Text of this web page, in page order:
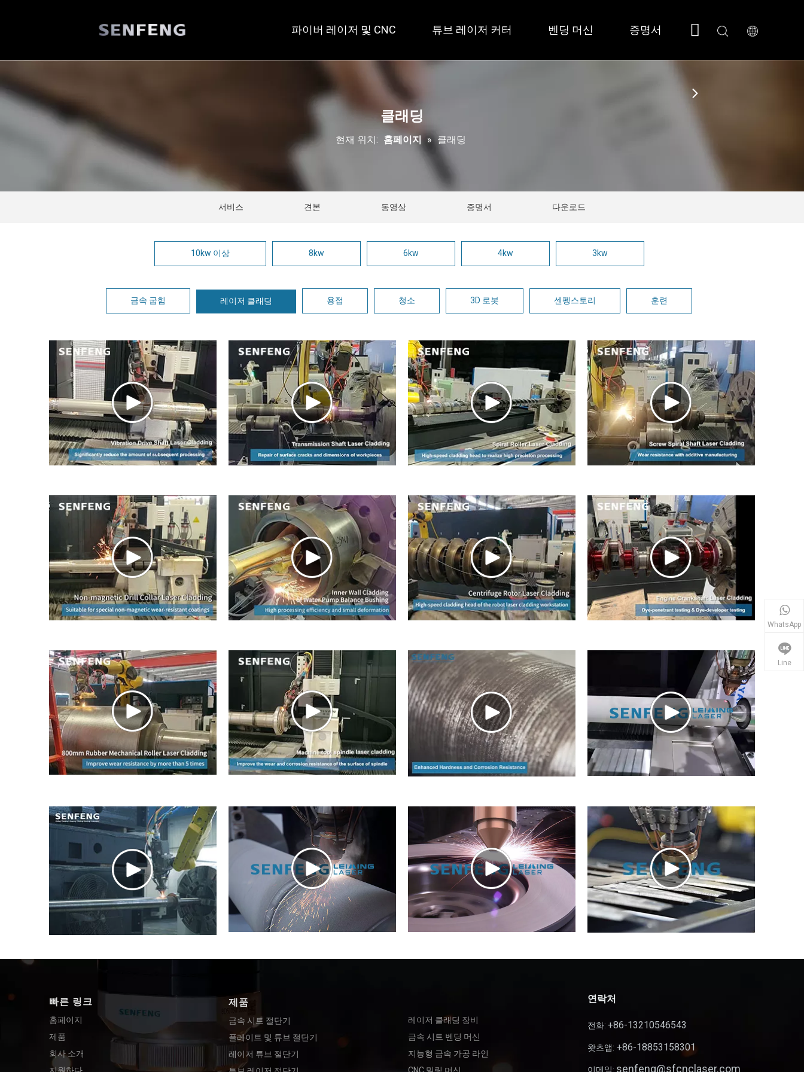
파이버 레이저 및 CNC 튜브 레이저 커터 벤딩 머신 증명서 회사 소개
클래딩
현재 위치: 홈페이지 » 클래딩
서비스 견본 동영상 증명서 다운로드
10kw 이상 8kw 6kw 4kw 3kw
금속 굽힘 레이저 클래딩 용접 청소 3D 로봇 센펭스토리 훈련
빠른 링크
홈페이지
제품
회사 소개
제품
금속 시트 절단기
플레이트 및 튜브 절단기
레이저 튜브 절단기
레이저 클래딩 장비
금속 시트 벤딩 머신
지능형 금속 가공 라인
WhatsApp
Line
연락처
전화: +86-13210546543
왓츠앱: +86-18853158301
이메일: senfeng@sfcnclaser.com